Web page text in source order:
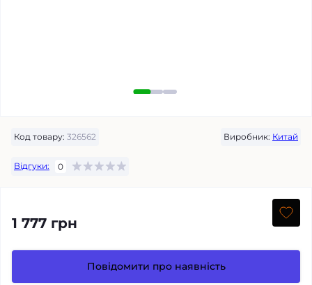
Код товару: 326562 Виробник: Китай
Відгуки: 0
1 777 грн
Повідомити про наявність